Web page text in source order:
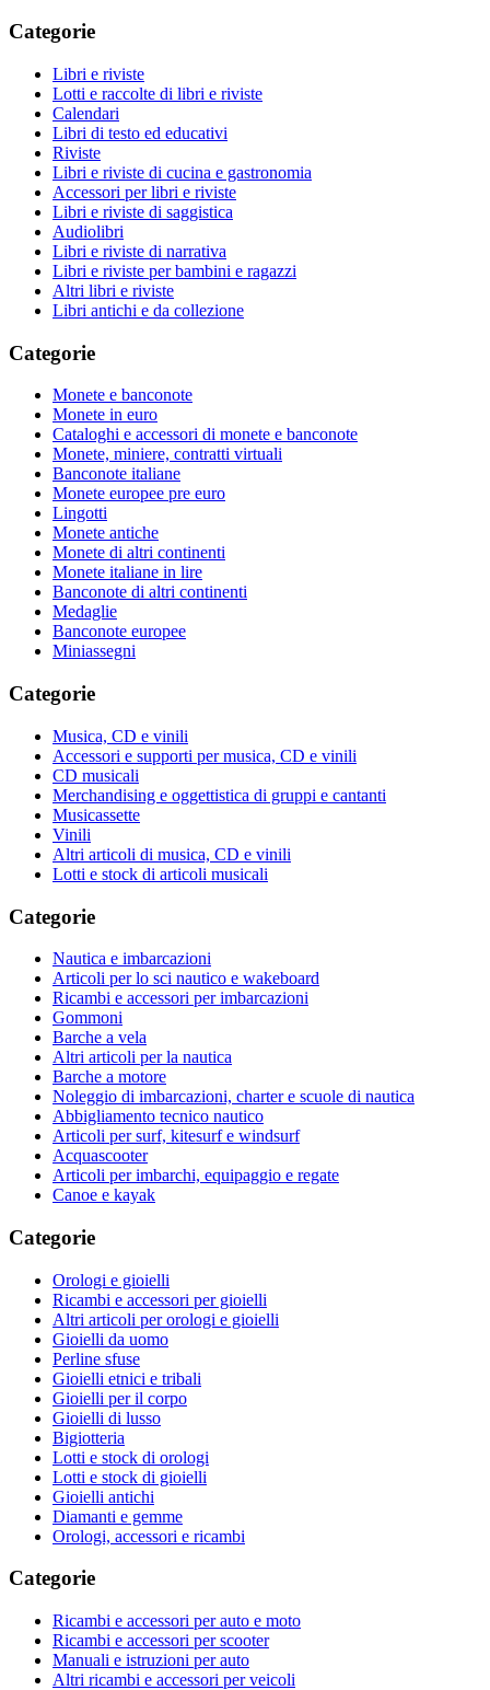
Categorie
Libri e riviste
Lotti e raccolte di libri e riviste
Calendari
Libri di testo ed educativi
Riviste
Libri e riviste di cucina e gastronomia
Accessori per libri e riviste
Libri e riviste di saggistica
Audiolibri
Libri e riviste di narrativa
Libri e riviste per bambini e ragazzi
Altri libri e riviste
Libri antichi e da collezione
Categorie
Monete e banconote
Monete in euro
Cataloghi e accessori di monete e banconote
Monete, miniere, contratti virtuali
Banconote italiane
Monete europee pre euro
Lingotti
Monete antiche
Monete di altri continenti
Monete italiane in lire
Banconote di altri continenti
Medaglie
Banconote europee
Miniassegni
Categorie
Musica, CD e vinili
Accessori e supporti per musica, CD e vinili
CD musicali
Merchandising e oggettistica di gruppi e cantanti
Musicassette
Vinili
Altri articoli di musica, CD e vinili
Lotti e stock di articoli musicali
Categorie
Nautica e imbarcazioni
Articoli per lo sci nautico e wakeboard
Ricambi e accessori per imbarcazioni
Gommoni
Barche a vela
Altri articoli per la nautica
Barche a motore
Noleggio di imbarcazioni, charter e scuole di nautica
Abbigliamento tecnico nautico
Articoli per surf, kitesurf e windsurf
Acquascooter
Articoli per imbarchi, equipaggio e regate
Canoe e kayak
Categorie
Orologi e gioielli
Ricambi e accessori per gioielli
Altri articoli per orologi e gioielli
Gioielli da uomo
Perline sfuse
Gioielli etnici e tribali
Gioielli per il corpo
Gioielli di lusso
Bigiotteria
Lotti e stock di orologi
Lotti e stock di gioielli
Gioielli antichi
Diamanti e gemme
Orologi, accessori e ricambi
Categorie
Ricambi e accessori per auto e moto
Ricambi e accessori per scooter
Manuali e istruzioni per auto
Altri ricambi e accessori per veicoli